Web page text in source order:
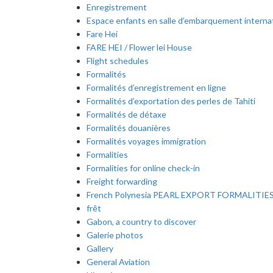
Enregistrement
Espace enfants en salle d’embarquement
Fare Hei
FARE HEI / Flower lei House
Flight schedules
Formalités
Formalités d’enregistrement en ligne
Formalités d’exportation des perles de Tahiti
Formalités de détaxe
Formalités douanières
Formalités voyages immigration
Formalities
Formalities for online check-in
Freight forwarding
French Polynesia PEARL EXPORT FORMALITIES
frêt
Gabon, a country to discover
Galerie photos
Gallery
General Aviation